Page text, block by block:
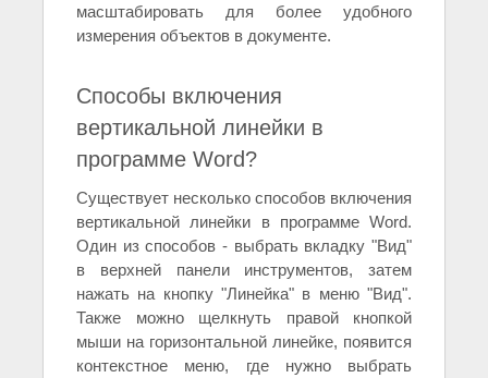
масштабировать для более удобного
измерения объектов в документе.
Способы включения
вертикальной линейки в
программе Word?
Существует несколько способов включения
вертикальной линейки в программе Word.
Один из способов - выбрать вкладку "Вид"
в верхней панели инструментов, затем
нажать на кнопку "Линейка" в меню "Вид".
Также можно щелкнуть правой кнопкой
мыши на горизонтальной линейке, появится
контекстное меню, где нужно выбрать